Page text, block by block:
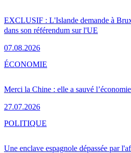
EXCLUSIF : L'Islande demande à
dans son référendum sur l'UE
07.08.2026
Merci la Chine : elle a sauvé
27.07.2026
ÉCONOMIE
Une enclave espagnole dépassée par
POLITIQUE